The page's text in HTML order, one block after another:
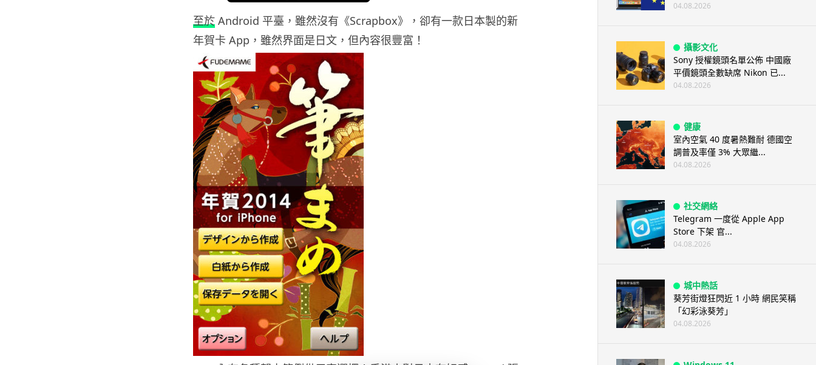
至於 Android 平臺，雖然沒有《Scrapbox》，卻有一款日本製的新
年賀卡 App，雖然界面是日文，但內容很豐富！
04.08.2026
攝影文化
Sony 授權鏡頭名單公佈 中國廠
平價鏡頭全數缺席 Nikon 已...
04.08.2026
健康
室內空氣 40 度暑熱難耐 德國空
調普及率僅 3% 大眾繼...
04.08.2026
社交網絡
Telegram 一度從 Apple App
Store 下架 官...
04.08.2026
城中熱話
葵芳街燈狂閃近 1 小時 網民笑稱
「幻彩泳葵芳」
04.08.2026